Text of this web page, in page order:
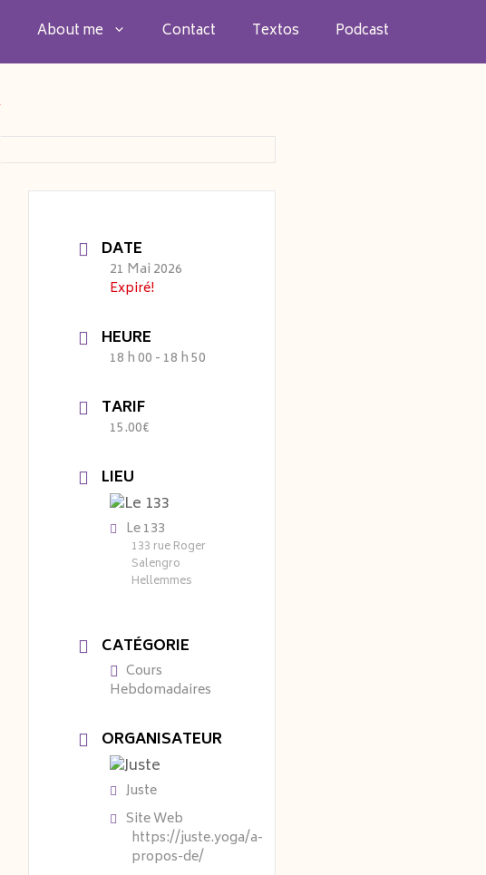
About me Contact Textos Podcast
DATE
21 Mai 2026
Expiré!
HEURE
18 h 00 - 18 h 50
TARIF
15.00€
LIEU
Le 133
133 rue Roger
Salengro
Hellemmes
CATÉGORIE
Cours
Hebdomadaires
ORGANISATEUR
Juste
Site Web
https://juste.yoga/a-
propos-de/